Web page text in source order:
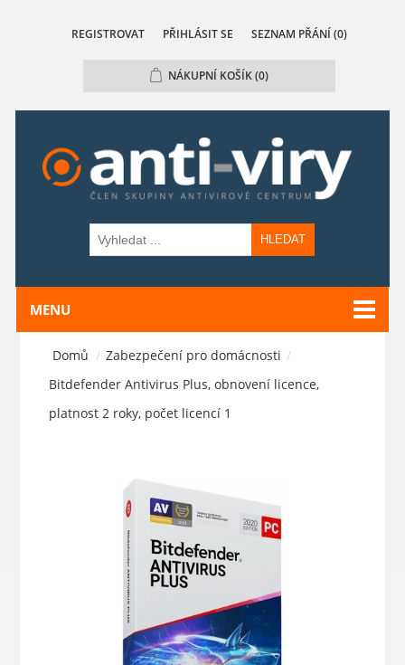
REGISTROVAT PŘIHLÁSIT SE SEZNAM PŘÁNÍ (0)
NÁKUPNÍ KOŠÍK(0)
HLEDAT
MENU
Domů / Zabezpečení pro domácnosti /
Bitdefender Antivirus Plus, obnovení licence,
platnost 2 roky, počet licencí 1